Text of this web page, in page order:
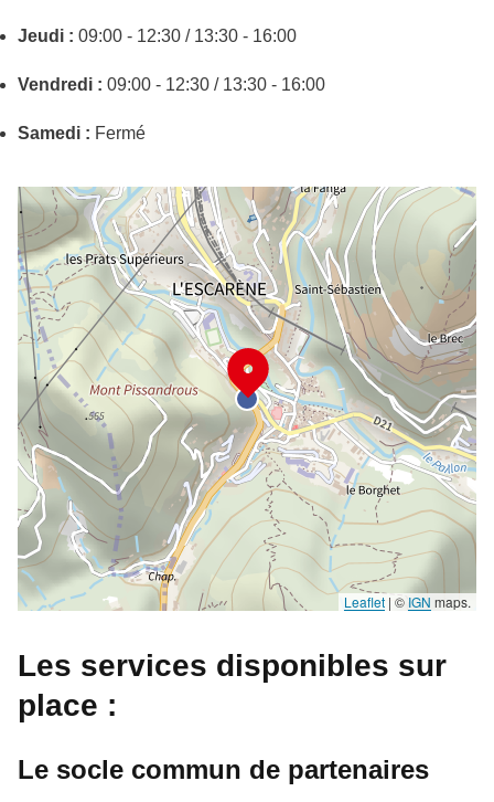
Jeudi : 09:00 - 12:30 / 13:30 - 16:00
Vendredi : 09:00 - 12:30 / 13:30 - 16:00
Samedi : Fermé
Leaflet | © IGN maps.
Les services disponibles sur
place :
Le socle commun de partenaires